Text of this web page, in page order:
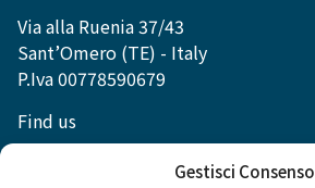
Gestisci Consenso
Via alla Ruenia 37/43
Sant’Omero (TE) - Italy
P.Iva 00778590679
Find us